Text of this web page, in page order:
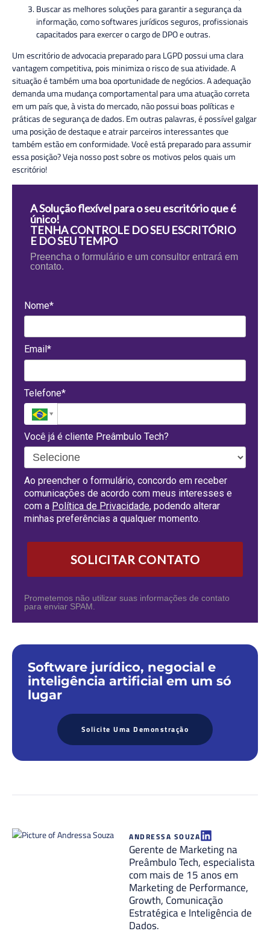
Buscar as melhores soluções para garantir a segurança da
informação, como softwares jurídicos seguros, profissionais
capacitados para exercer o cargo de DPO e outras.
Um escritório de advocacia preparado para LGPD possui uma clara
vantagem competitiva, pois minimiza o risco de sua atividade. A
situação é também uma boa oportunidade de negócios. A adequação
demanda uma mudança comportamental para uma atuação correta
em um país que, à vista do mercado, não possui boas políticas e
práticas de segurança de dados. Em outras palavras, é possível galgar
uma posição de destaque e atrair parceiros interessantes que
também estão em conformidade. Você está preparado para assumir
essa posição? Veja nosso post sobre os motivos pelos quais um
escritório!
A Solução flexível para o seu escritório que é
único!
TENHA CONTROLE DO SEU ESCRITÓRIO
E DO SEU TEMPO
Preencha o formulário e um consultor entrará em
contato.
Nome*
Email*
Telefone*
Você já é cliente Preâmbulo Tech?
Ao preencher o formulário, concordo em receber
comunicações de acordo com meus interesses e
com a Política de Privacidade, podendo alterar
minhas preferências a qualquer momento.
SOLICITAR CONTATO
Prometemos não utilizar suas informações de contato
para enviar SPAM.
Software jurídico, negocial e
inteligência artificial em um só
lugar
Solicite Uma Demonstração
ANDRESSA SOUZA
Gerente de Marketing na
Preâmbulo Tech, especialista
com mais de 15 anos em
Marketing de Performance,
Growth, Comunicação
Estratégica e Inteligência de
Dados.